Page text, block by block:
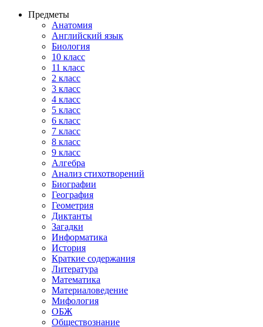
Предметы
Анатомия
Английский язык
Биология
10 класс
11 класс
2 класс
3 класс
4 класс
5 класс
6 класс
7 класс
8 класс
9 класс
Алгебра
Анализ стихотворений
Биографии
География
Геометрия
Диктанты
Загадки
Информатика
История
Краткие содержания
Литература
Математика
Материаловедение
Мифология
ОБЖ
Обществознание